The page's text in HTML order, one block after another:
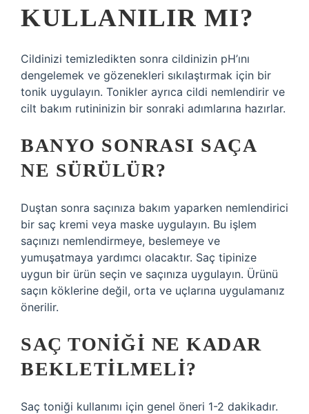
KULLANILIR MI?
Cildinizi temizledikten sonra cildinizin pH’ını
dengelemek ve gözenekleri sıkılaştırmak için bir
tonik uygulayın. Tonikler ayrıca cildi nemlendirir ve
cilt bakım rutininizin bir sonraki adımlarına hazırlar.
BANYO SONRASI SAÇA
NE SÜRÜLÜR?
Duştan sonra saçınıza bakım yaparken nemlendirici
bir saç kremi veya maske uygulayın. Bu işlem
saçınızı nemlendirmeye, beslemeye ve
yumuşatmaya yardımcı olacaktır. Saç tipinize
uygun bir ürün seçin ve saçınıza uygulayın. Ürünü
saçın köklerine değil, orta ve uçlarına uygulamanız
önerilir.
SAÇ TONIĞI NE KADAR
BEKLETILMELI?
Saç toniği kullanımı için genel öneri 1-2 dakikadır.